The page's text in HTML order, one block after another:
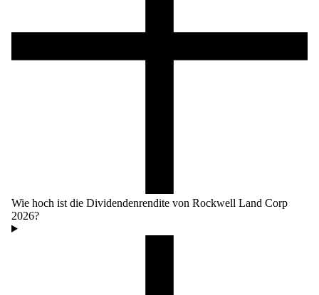
Wie hoch ist die Dividendenrendite von Rockwell Land Corp
2026?